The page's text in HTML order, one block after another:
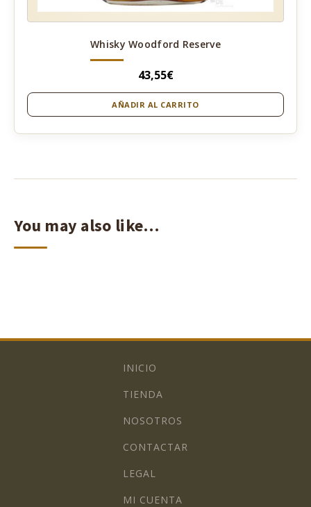
Whisky Woodford Reserve
43,55€
AÑADIR AL CARRITO
You may also like…
INICIO
TIENDA
NOSOTROS
CONTACTAR
LEGAL
MI CUENTA